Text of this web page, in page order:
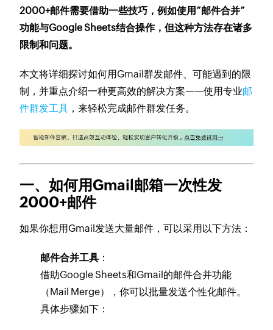
2000+邮件需要借助一些技巧，例如使用“邮件合并”
功能与Google Sheets结合操作，但这种方法存在诸多
限制和问题。
本文将详细探讨如何用Gmail群发邮件、可能遇到的限
制，并重点介绍一种更高效的解决方案——使用专业邮
件群发工具 ，来轻松完成邮件群发任务。
一、如何用Gmail邮箱一次性发
2000+邮件
如果你想用Gmail发送大量邮件，可以采用以下方法：
邮件合并工具 ：
借助Google Sheets和Gmail的邮件合并功能
（Mail Merge），你可以批量发送个性化邮件。
具体步骤如下：